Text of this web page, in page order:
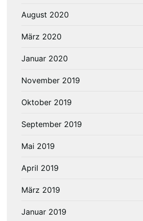
August 2020
März 2020
Januar 2020
November 2019
Oktober 2019
September 2019
Mai 2019
April 2019
März 2019
Januar 2019